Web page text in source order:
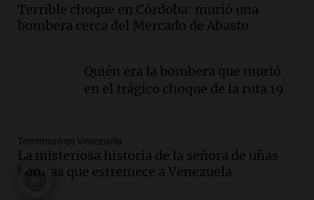
Argentina cae y preocupa a economistas
en un contexto de crisis económica
Audiencia por tragedia vial en
Altas Cumbres: peritos analizan
Episodios
Audio.Solicitan quiebra de Lebron
Group en medio de una investigación
Terrible choque en Córdoba: murió una
bombera cerca del Mercado de Abasto
Quién era la bombera que murió
en el trágico choque de la ruta 19
Terremoto en Venezuela
La misteriosa historia de la señora de uñas
bonitas que estremece a Venezuela